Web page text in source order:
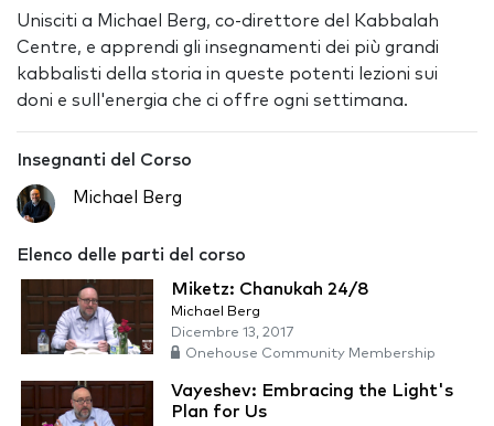
Unisciti a Michael Berg, co-direttore del Kabbalah
Centre, e apprendi gli insegnamenti dei più grandi
kabbalisti della storia in queste potenti lezioni sui
doni e sull'energia che ci offre ogni settimana.
Insegnanti del Corso
Michael Berg
Elenco delle parti del corso
Miketz: Chanukah 24/8
Michael Berg
Dicembre 13, 2017
Onehouse Community Membership
Vayeshev: Embracing the Light's
Plan for Us